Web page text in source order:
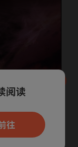
App新用
阅读
往